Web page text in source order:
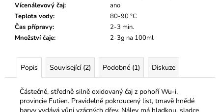
Vícenálevový čaj:
ano
Teplota vody:
80-90 °C
Čas přípravy:
2-3 min.
Množství čaje: 2-3g na 100ml
Popis Související (2) Podobné (1) Diskuze
Částečně, středně silně oxidovaný čaj z pohoří Wu-i,
provincie Futien. Pravidelně pokroucený list, tmavě hnědé
barvy vydává vůni vzácných dřev. Nálev má hladkou, sladce